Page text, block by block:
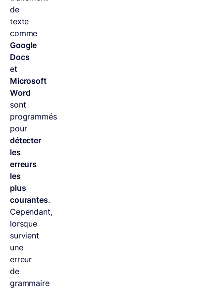
de
texte
comme
Google
Docs
et
Microsoft
Word
sont
programmés
pour
détecter
les
erreurs
les
plus
courantes.
Cependant,
lorsque
survient
une
erreur
de
grammaire